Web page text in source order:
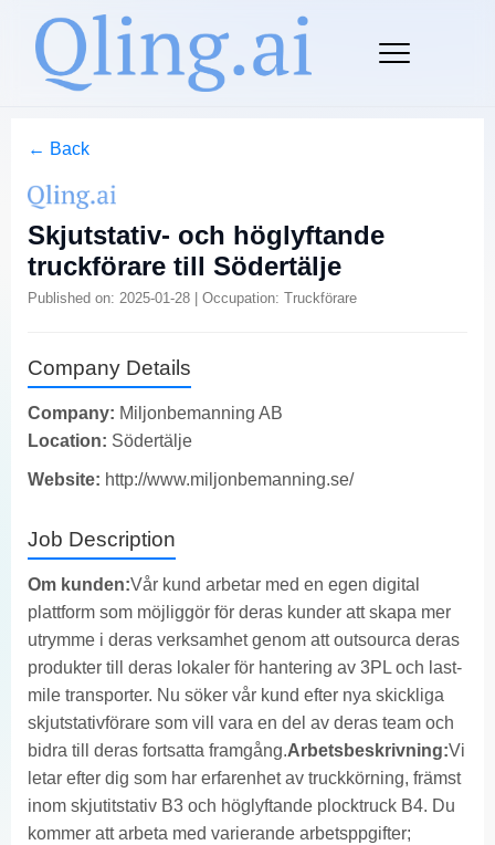
← Back
Skjutstativ- och höglyftande
truckförare till Södertälje
Published on: 2025-01-28 | Occupation: Truckförare
Company Details
Company: Miljonbemanning AB
Location: Södertälje
Website: http://www.miljonbemanning.se/
Job Description
Om kunden:Vår kund arbetar med en egen digital
plattform som möjliggör för deras kunder att skapa mer
utrymme i deras verksamhet genom att outsourca deras
produkter till deras lokaler för hantering av 3PL och last-
mile transporter. Nu söker vår kund efter nya skickliga
skjutstativförare som vill vara en del av deras team och
bidra till deras fortsatta framgång.Arbetsbeskrivning:Vi
letar efter dig som har erfarenhet av truckkörning, främst
inom skjutitstativ B3 och höglyftande plocktruck B4. Du
kommer att arbeta med varierande arbetsppgifter;